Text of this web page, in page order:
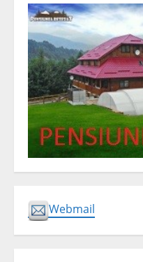
Webmail